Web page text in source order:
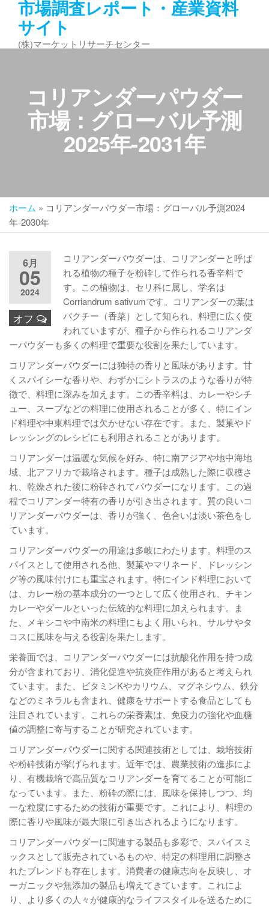
ン
市場調査レポート・産業資料
サイト
(株)マーケットリサーチセンター
コリアンダーパウダー
市場：グローバル予測
2025年-2031年
ホーム » コリアンダーパウダー市場：グローバル予測2024
年-2030年
6月
05
2024
オフ
コリアンダーパウダーは、コリアンダーと呼ば
れる植物の種子を粉砕して作られる香辛料で
す。この植物は、セリ科に属し、学名は
Corriandrum sativumです。コリアンダーの葉は
パクチー（香菜）として知られ、料理に広く使
われていますが、種子から作られるコリアンダ
ーパウダーも多くの料理で重要な役割を果たしています。
コリアンダーパウダーには独特の香りと風味があります。甘
くスパイシーな香りや、わずかにシトラスのような香りが特
徴で、料理に深みを加えます。この香辛料は、カレーやシチ
ュー、スープなどの料理に使用されることが多く、特にイン
ド料理や中東料理では欠かせない存在です。また、製菓やド
レッシングのレシピにも利用されることがあります。
コリアンダーは温暖な気候を好み、特に南アジアや地中海地
域、北アフリカで栽培されます。種子は成熟した際に収穫さ
れ、乾燥された後に粉砕されてパウダーになります。この過
程でコリアンダー特有の香りが引き出されます。質の良いコ
リアンダーパウダーは、香りが強く、色合いは淡い茶色をし
ています。
コリアンダーパウダーの用途は多岐にわたります。料理のス
パイスとして使用される他、製菓やマリネード、ドレッシン
グ等の風味付けにも重宝されます。特にインド料理において
は、カレー粉の基本成分の一つとして広く使用され、チキン
カレーやダールといった伝統的な料理に加えられます。ま
た、メキシコや中南米の料理にもよく用いられ、サルサやタ
コスに風味を与える役割を果たします。
栄養面では、コリアンダーパウダーには抗酸化作用を持つ成
分が含まれており、消化促進や抗炎症作用があると考えられ
ています。また、ビタミンKやカリウム、マグネシウム、鉄分
などのミネラルも含まれ、健康をサポートする食品としても
注目されています。これらの栄養素は、免疫力の強化や血糖
値の調整に寄与することが研究されています。
コリアンダーパウダーに関する関連技術としては、栽培技術
や粉砕技術が挙げられます。近年では、農業技術の進歩によ
り、有機栽培で高品質なコリアンダーを育てることが可能に
なっています。また、粉砕の際には、風味を保持しつつ、均
一な粒度にするための技術が重要です。これにより、料理の
際に香りや風味が最大限に引き出されるようになります。
コリアンダーパウダーに関連する製品も多彩で、スパイスミ
ックスとして販売されているものや、特定の料理用に調整さ
れたブレンドも存在します。消費者の健康志向を反映し、オ
ーガニックや無添加の製品も増えてきています。これによ
り、より多くの人々が健康的なライフスタイルを送るために